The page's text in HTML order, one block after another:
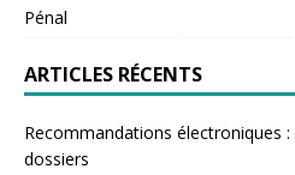
Pénal
ARTICLES RÉCENTS
Recommandations électroniques
dossiers